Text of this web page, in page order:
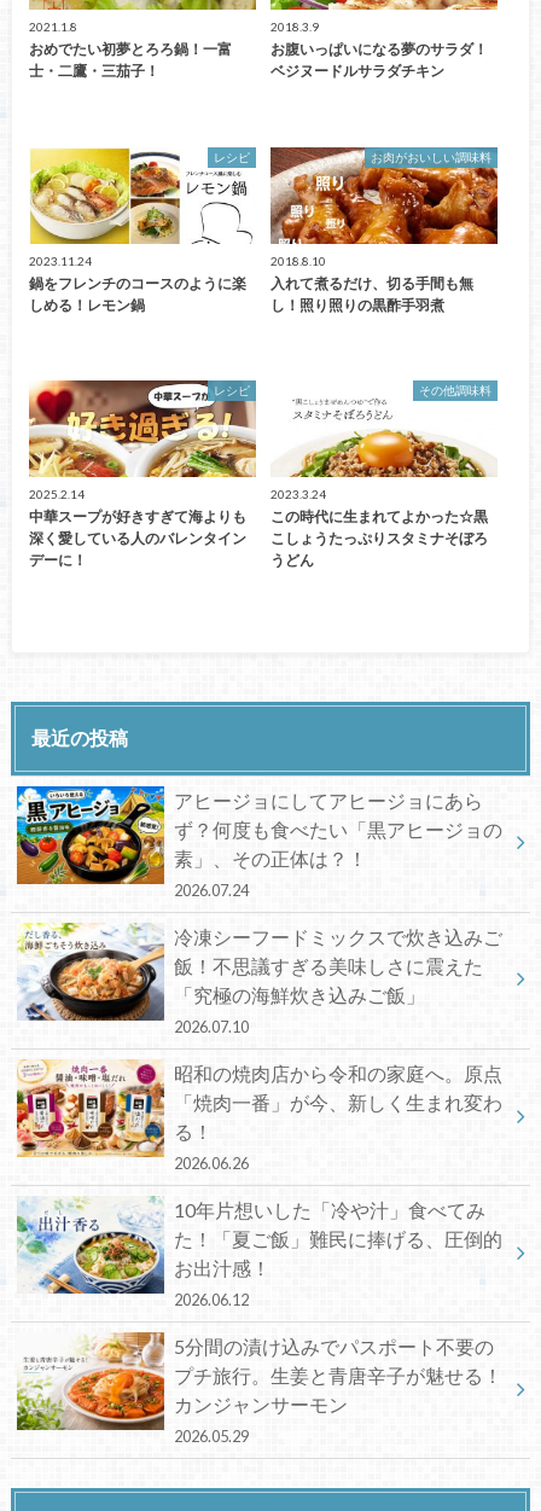
2021.1.8
おめでたい初夢とろろ鍋！一富
士・二鷹・三茄子！
2018.3.9
お腹いっぱいになる夢のサラダ！
ベジヌードルサラダチキン
レシピ
2023.11.24
鍋をフレンチのコースのように楽
しめる！レモン鍋
お肉がおいしい調味料
2018.8.10
入れて煮るだけ、切る手間も無
し！照り照りの黒酢手羽煮
レシピ
2025.2.14
中華スープが好きすぎて海よりも
深く愛している人のバレンタイン
デーに！
その他調味料
2023.3.24
この時代に生まれてよかった☆黒
こしょうたっぷりスタミナそぼろ
うどん
最近の投稿
アヒージョにしてアヒージョにあら
ず？何度も食べたい「黒アヒージョの
素」、その正体は？！
2026.07.24
冷凍シーフードミックスで炊き込みご
飯！不思議すぎる美味しさに震えた
「究極の海鮮炊き込みご飯」
2026.07.10
昭和の焼肉店から令和の家庭へ。原点
「焼肉一番」が今、新しく生まれ変わ
る！
2026.06.26
10年片想いした「冷や汁」食べてみ
た！「夏ご飯」難民に捧げる、圧倒的
お出汁感！
2026.06.12
5分間の漬け込みでパスポート不要の
プチ旅行。生姜と青唐辛子が魅せる！
カンジャンサーモン
2026.05.29